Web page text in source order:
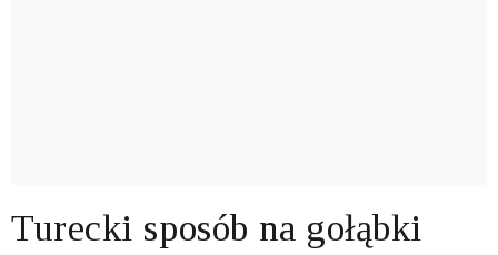
Turecki sposób na gołąbki